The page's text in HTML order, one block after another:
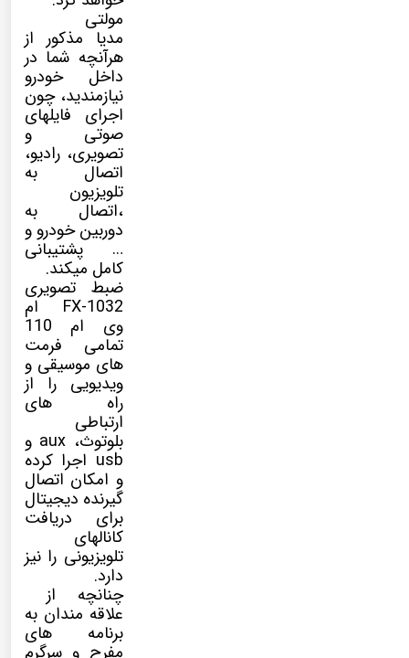
مولتی
مدیا مذکور از
هرآنچه شما در
داخل خودرو
نیازمندید، چون
اجرای فایلهای
صوتی و
تصویری، رادیو،
اتصال به
تلویزیون
،اتصال به
دوربین خودرو و
… پشتیبانی
کامل میکند.
ضبط تصویری
FX-1032 ام
وی ام 110
تمامی فرمت
های موسیقی و
ویدیویی را از
راه های
ارتباطی
بلوتوث، aux و
usb اجرا کرده
و امکان اتصال
گیرنده دیجیتال
برای دریافت
کانالهای
تلویزیونی را نیز
دارد.
چنانچه از
علاقه مندان به
برنامه های
مفرح و سرگرم